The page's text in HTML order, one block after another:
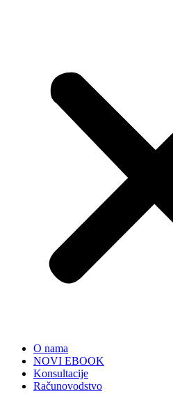
O nama
NOVI EBOOK
Konsultacije
Računovodstvo